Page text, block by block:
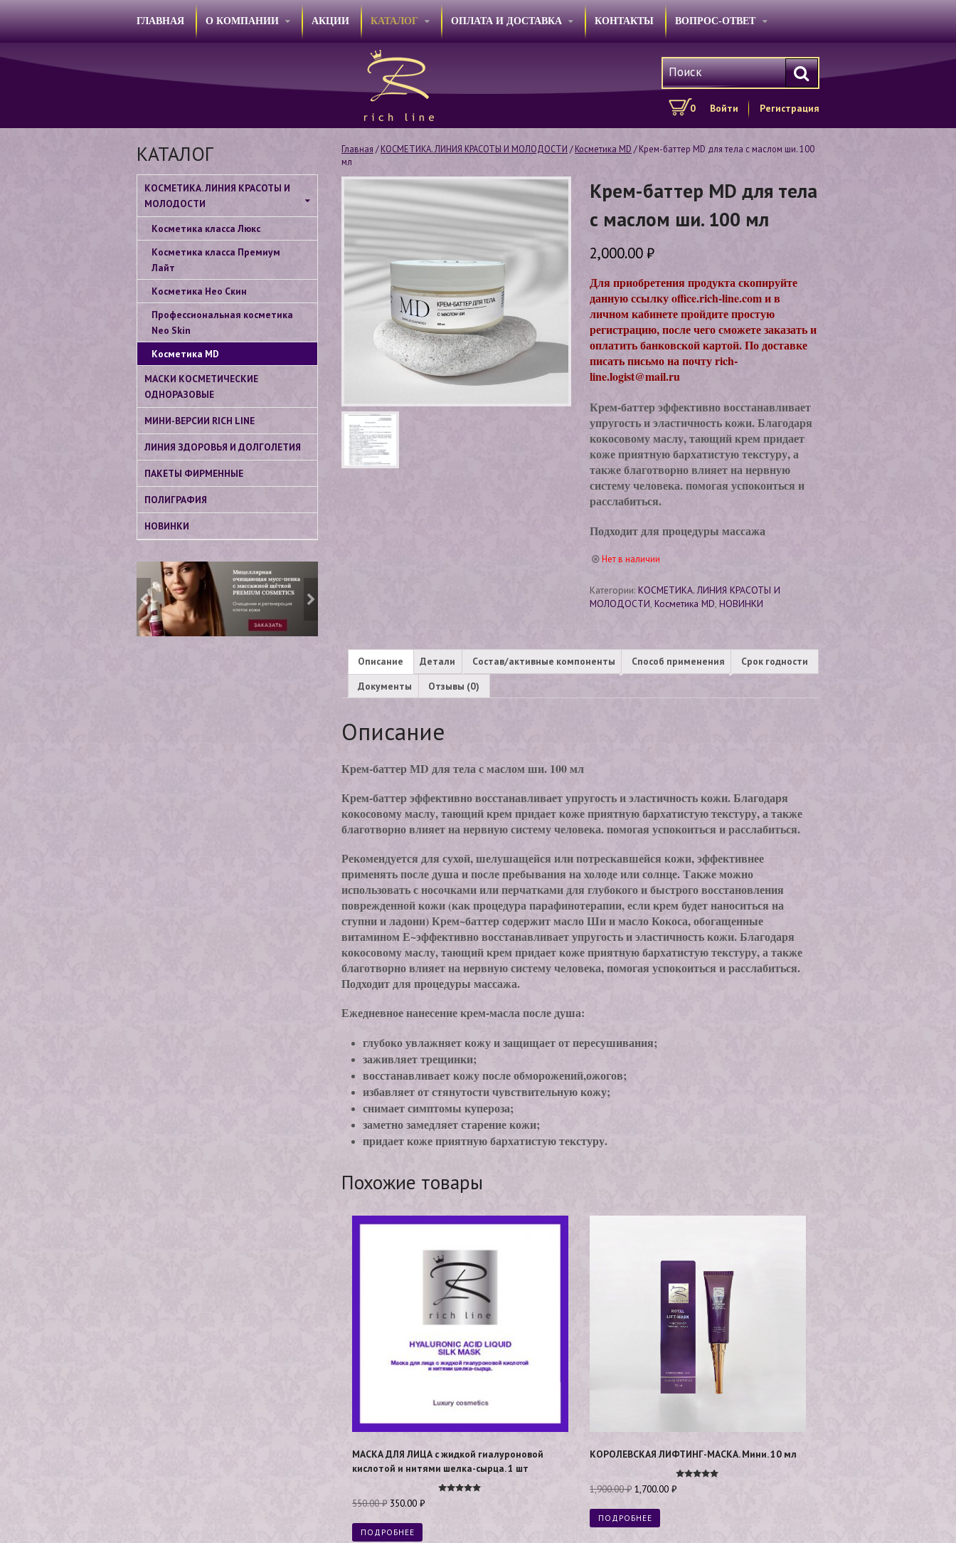
ГЛАВНАЯ О КОМПАНИИ АКЦИИ КАТАЛОГ ОПЛАТА И ДОСТАВКА КОНТАКТЫ ВОПРОС-ОТВЕТ
0 Войти Регистрация
Главная /КОСМЕТИКА. ЛИНИЯ КРАСОТЫ И МОЛОДОСТИ /Косметика МD / Крем-баттер МD для тела с маслом ши. 100
мл
Крем-баттер МD для тела
с маслом ши. 100 мл
2,000.00₽
Для приобретения продукта скопируйте
данную ссылку office.rich-line.com и в
личном кабинете пройдите простую
регистрацию, после чего сможете заказать и
оплатить банковской картой. По доставке
писать письмо на почту rich-
line.logist@mail.ru
Крем-баттер эффективно восстанавливает
упругость и эластичность кожи. Благодаря
кокосовому маслу, тающий крем придает
коже приятную бархатистую текстуру, а
также благотворно влияет на нервную
систему человека. помогая успокоиться и
расслабиться.
Подходит для процедуры массажа
Нет в наличии
Категории:КОСМЕТИКА. ЛИНИЯ КРАСОТЫ И
МОЛОДОСТИ,Косметика МD,НОВИНКИ
Описание Детали Состав/активные компоненты Способ применения
Срок годности
Документы
Отзывы (0)
Описание
Крем-баттер МD для тела с маслом ши. 100 мл
Крем-баттер эффективно восстанавливает упругость и эластичность кожи. Благодаря
кокосовому маслу, тающий крем придает коже приятную бархатистую текстуру, а также
благотворно влияет на нервную систему человека. помогая успокоиться и расслабиться.
Рекомендуется для сухой, шелушащейся или потрескавшейся кожи, эффективнее
применять после душа и после пребывания на холоде или солнце. Также можно
использовать с носочками или перчатками для глубокого и быстрого восстановления
поврежденной кожи (как процедура парафинотерапии, если крем будет наноситься на
ступни и ладони) Крем~баттер содержит масло Ши и масло Кокоса, обогащенные
витамином Е~эффективно восстанавливает упругость и эластичность кожи. Благодаря
кокосовому маслу, тающий крем придает коже приятную бархатистую текстуру, а также
благотворно влияет на нервную систему человека, помогая успокоиться и расслабиться.
Подходит для процедуры массажа.
Ежедневное нанесение крем-масла после душа:
глубоко увлажняет кожу и защищает от пересушивания;
заживляет трещинки;
восстанавливает кожу после обморожений,ожогов;
избавляет от стянутости чувствительную кожу;
снимает симптомы купероза;
заметно замедляет старение кожи;
придает коже приятную бархатистую текстуру.
Похожие товары
МАСКА ДЛЯ ЛИЦА с жидкой гиалуроновой
кислотой и нитями шелка-сырца. 1 шт
550.00₽ 350.00 ₽
ПОДРОБНЕЕ
КОРОЛЕВСКАЯ ЛИФТИНГ-МАСКА. Мини. 10 мл
Оценка
1,900.00₽ 1,700.00 ₽
ПОДРОБНЕЕ
КАТАЛОГ
КОСМЕТИКА. ЛИНИЯ КРАСОТЫ И
МОЛОДОСТИ
Косметика класса Люкс
Косметика класса Премиум
Лайт
Косметика Нео Скин
Профессиональная косметика
Neo Skin
Косметика МD
МАСКИ КОСМЕТИЧЕСКИЕ
ОДНОРАЗОВЫЕ
МИНИ-ВЕРСИИ RICH LINE
ЛИНИЯ ЗДОРОВЬЯ И ДОЛГОЛЕТИЯ
ПАКЕТЫ ФИРМЕННЫЕ
ПОЛИГРАФИЯ
НОВИНКИ